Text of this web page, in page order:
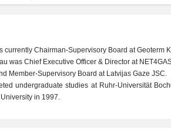
currently Chairman-Supervisory Board at Geoterm
was Chief Executive Officer & Director at
Member-Supervisory Board at Latvijas Gaze JSC.
undergraduate studies at Ruhr-Universität
in 1997.